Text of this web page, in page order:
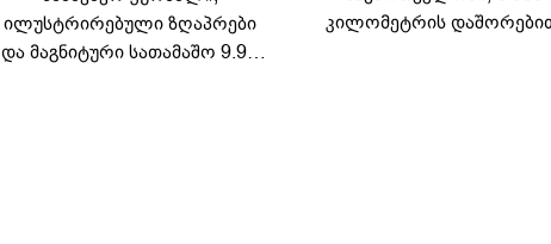
ილუსტრირებული ზღაპრები
და მაგნიტური სათამაშო 9.90
კილომეტრის